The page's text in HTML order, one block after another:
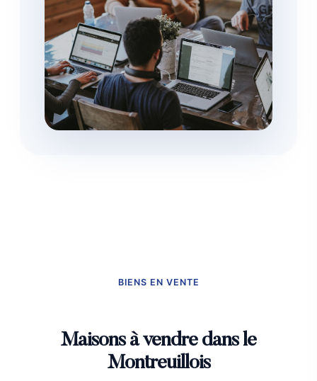
BIENS EN VENTE
Maisons à vendre dans le
Montreuillois